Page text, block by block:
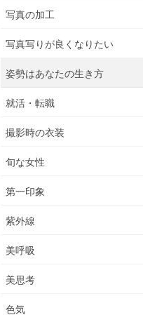
写真の加工
写真写りが良くなりたい
姿勢はあなたの生き方
就活・転職
撮影時の衣装
旬な女性
第一印象
紫外線
美呼吸
美思考
色気